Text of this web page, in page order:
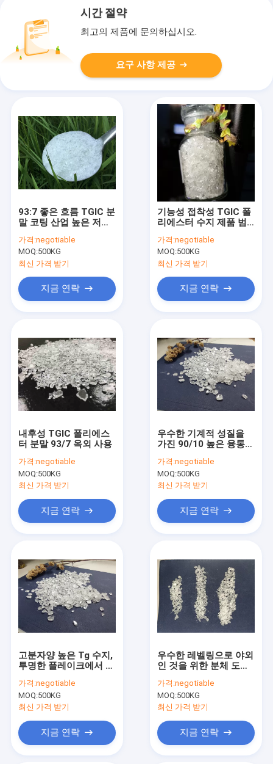
제품
회사 소개
공장 견학
조회를 요청하다
포화 폴리에스터 수지
시간 절약
최고의 제품에 문의하십시오.
요구 사항 제공
93:7 좋은 흐름 TGIC 분
말 코팅 산업 높은 저장
가격:negotiable
MOQ:500KG
최신 가격 받기
지금 연락
기능성 접착성 TGIC 폴
리에스터 수지 제품 범
가격:negotiable
MOQ:500KG
최신 가격 받기
지금 연락
내후성 TGIC 폴리에스
터 분말 93/7 옥외 사용
가격:negotiable
MOQ:500KG
최신 가격 받기
지금 연락
우수한 기계적 성질을
가진 90/10 높은 융통성
가격:negotiable
MOQ:500KG
최신 가격 받기
지금 연락
고분자양 높은 Tg 수지,
투명한 플레이크에서 열
가격:negotiable
MOQ:500KG
최신 가격 받기
지금 연락
우수한 레벨링으로 야외
인 것을 위한 분체 도료
지 수용성
가격:negotiable
MOQ:500KG
최신 가격 받기
지금 연락